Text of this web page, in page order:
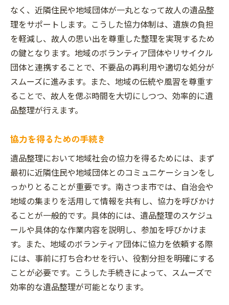
なく、近隣住民や地域団体が一丸となって故人の遺品整
理をサポートします。こうした協力体制は、遺族の負担
を軽減し、故人の思い出を尊重した整理を実現するため
の鍵となります。地域のボランティア団体やリサイクル
団体と連携することで、不要品の再利用や適切な処分が
スムーズに進みます。また、地域の伝統や風習を尊重す
ることで、故人を偲ぶ時間を大切にしつつ、効率的に遺
品整理が行えます。
協力を得るための手続き
遺品整理において地域社会の協力を得るためには、まず
最初に近隣住民や地域団体とのコミュニケーションをし
っかりとることが重要です。南さつま市では、自治会や
地域の集まりを活用して情報を共有し、協力を呼びかけ
ることが一般的です。具体的には、遺品整理のスケジュ
ールや具体的な作業内容を説明し、参加を呼びかけま
す。また、地域のボランティア団体に協力を依頼する際
には、事前に打ち合わせを行い、役割分担を明確にする
ことが必要です。こうした手続きによって、スムーズで
効率的な遺品整理が可能となります。